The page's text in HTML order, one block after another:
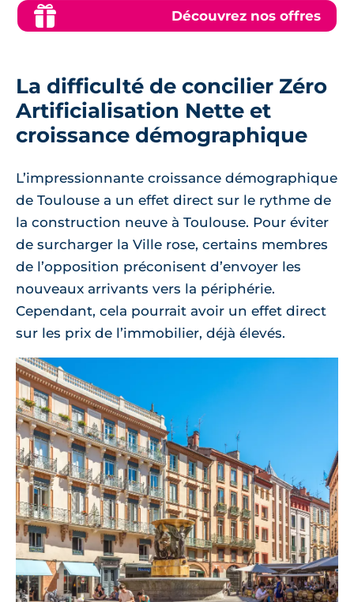
Découvrez nos offres
La difficulté de concilier Zéro
Artificialisation Nette et
croissance démographique
L’impressionnante croissance démographique
de Toulouse a un effet direct sur le rythme de
la construction neuve à Toulouse. Pour éviter
de surcharger la Ville rose, certains membres
de l’opposition préconisent d’envoyer les
nouveaux arrivants vers la périphérie.
Cependant, cela pourrait avoir un effet direct
sur les prix de l’immobilier, déjà élevés.